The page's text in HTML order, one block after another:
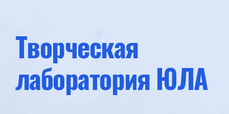
Творческая
лаборатория ЮЛА